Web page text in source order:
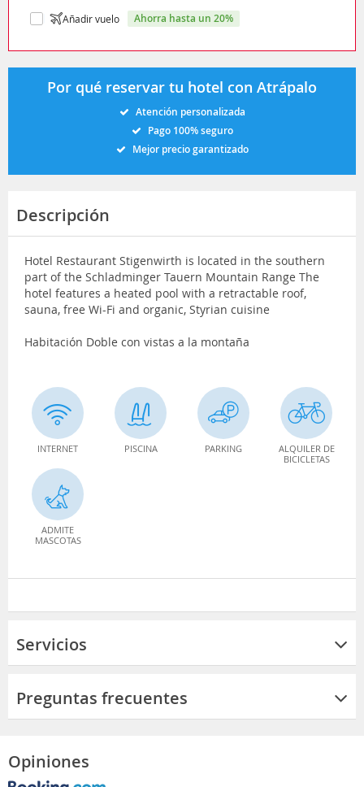
Añadir vuelo ahorra hasta un 20%
Por qué reservar tu hotel con Atrápalo
Atención personalizada
Pago 100% seguro
Mejor precio garantizado
Descripción
Hotel Restaurant Stigenwirth is located in the southern
part of the Schladminger Tauern Mountain Range The
hotel features a heated pool with a retractable roof,
sauna, free Wi-Fi and organic, Styrian cuisine
Habitación Doble con vistas a la montaña
INTERNET PISCINA PARKING
ALQUILER DE
BICICLETAS
ADMITE
MASCOTAS
Servicios
Preguntas frecuentes
Opiniones